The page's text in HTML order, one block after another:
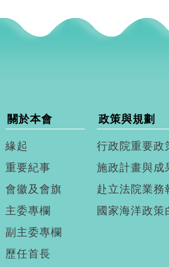
關於本會
緣起
重要紀事
會徽及會旗
主委專欄
副主委專欄
歷任首長
政策與規劃
行政院重要政
施政計畫與成
赴立法院業務
國家海洋政策